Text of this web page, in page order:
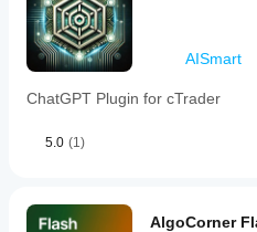
AISmart
ChatGPT Plugin for cTrader
5.0 (1)
AlgoCorner